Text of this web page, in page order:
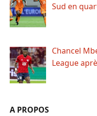
Sud en
Chancel
League
A PROPOS